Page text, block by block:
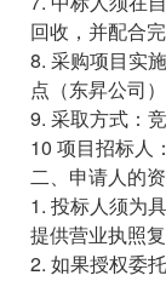
回收，并配合
8. 采购项目实
点（东昇公司）
9. 采取方式：
10 项目招标人
二、申请人的
1. 投标人须为
提供营业执照
2. 如果授权委